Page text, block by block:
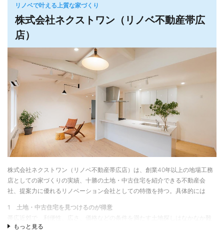
「見えない部分」を大切に
ティーメイスが採用しているのは柱・梁などの接合部に金物を採用した金物
工法。面で強度を上げる2×4工法や、柱を組んで強度を上げる日本の伝統的
な在来工法（木造軸組工法）など、さまざまな工法を学び実践した上で、
「それぞれのメリットを生かした工法にたどり着いた」と本間社長は話しま
す。大スパンが採りやすく、自由度の高いプランにもつながっているそう。
断熱・気密工事は経験豊富な職人の手で行われ、全棟で品質管理と気密測定
を実施。頑丈な躯体と高断熱・高気密で安心と快適が続きます。
スタッフ全員が共通意識をもって進める「丁寧な家づくり」
ティーメイスは現在、本間社長のほか3名のスタッフが在籍。本間社長、大野
博美さん、松田裕子さんが設計・プラン・引き渡しまでをワンストップで担
当しています。全員が建築士とインテリアコーディネーターの有資格者で、
数社での経験を積んだプロ集団。現場管理やアフターメンテナンスを担当す
る匂坂誠紀（さぎさかともき）さんが脇を固めています。
大野博美さん／設計・コーディネート・広報担当
プランニングに入る前のヒアリングは特に丁寧に行う事を心がけています。
ヒアリングの中で、お客様ご自身も気づかなかった好みや希望が見つかるこ
とも。家事や子育て経験から得た暮らしのヒントをお客様と共有しながら、
じっくり丁寧に家づくりを進めており、唯一無二のデザインを目指していま
す。
リノベで叶える上質な家づくり
株式会社ネクストワン（リノベ不動産帯広
店）
株式会社ネクストワン（リノベ不動産帯広店）は、創業40年以上の地場工務
店としての家づくりの実績、十勝の土地・中古住宅を紹介できる不動産会
社、提案力に優れるリノベーション会社としての特徴を持つ。具体的には
1 土地・中古住宅を見つけるのが得意
帯広近郊で、利便性、広さ、価格などの条件を満たす土地探しはなかなか難
しい。しかし、不動産会社（センチュリー21加盟）として、十勝エリアの土
もっと見る